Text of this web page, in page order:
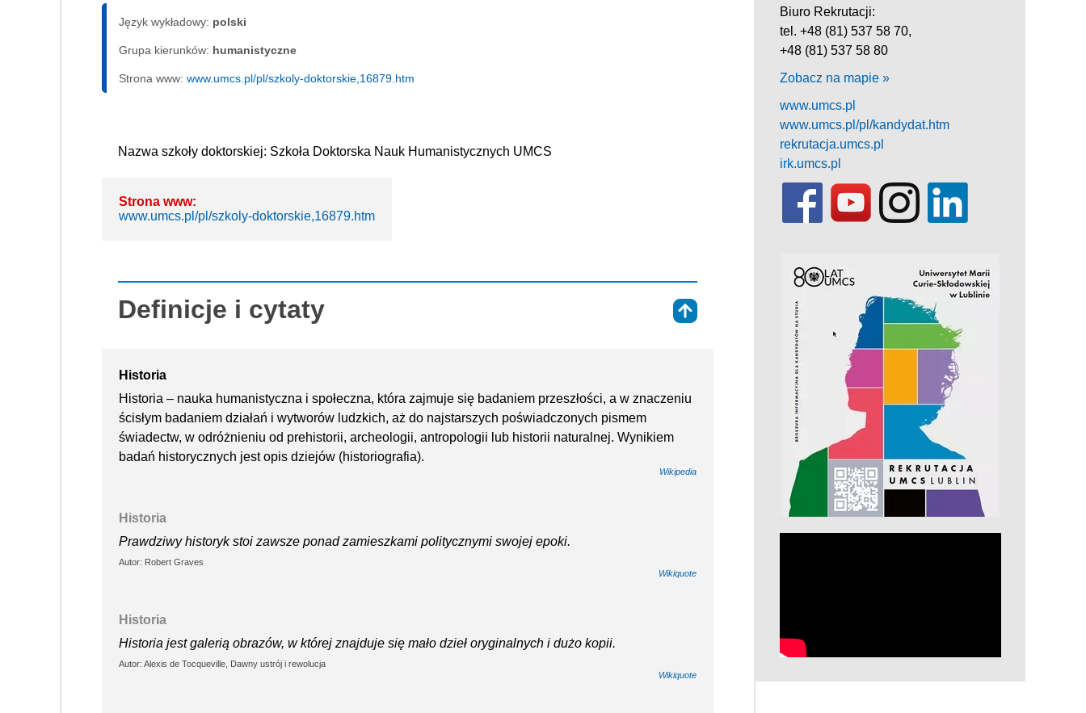
Język wykładowy: polski
Grupa kierunków: humanistyczne
Strona www: www.umcs.pl/pl/szkoly-doktorskie,16879.htm
Nazwa szkoły doktorskiej: Szkoła Doktorska Nauk Humanistycznych UMCS
Strona www:
www.umcs.pl/pl/szkoly-doktorskie,16879.htm
Definicje i cytaty
Historia
Historia – nauka humanistyczna i społeczna, która zajmuje się badaniem przeszłości, a w znaczeniu
ścisłym badaniem działań i wytworów ludzkich, aż do najstarszych poświadczonych pismem
świadectw, w odróżnieniu od prehistorii, archeologii, antropologii lub historii naturalnej. Wynikiem
badań historycznych jest opis dziejów (historiografia).
Wikipedia
Historia
Prawdziwy historyk stoi zawsze ponad zamieszkami politycznymi swojej epoki.
Autor: Robert Graves
Wikiquote
Historia
Historia jest galerią obrazów, w której znajduje się mało dzieł oryginalnych i dużo kopii.
Autor: Alexis de Tocqueville, Dawny ustrój i rewolucja
Wikiquote
Biuro Rekrutacji:
tel. +48 (81) 537 58 70,
+48 (81) 537 58 80
Zobacz na mapie »
www.umcs.pl
www.umcs.pl/pl/kandydat.htm
rekrutacja.umcs.pl
irk.umcs.pl